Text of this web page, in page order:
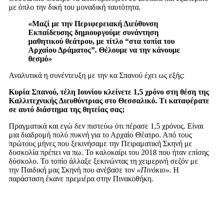
με όπλο την δική του μοναδική ταυτότητα.
«Μαζί με την Περιφερειακή Διεύθυνση
Εκπαίδευσης δημιουργούμε συνάντηση
μαθητικού θεάτρου, με τίτλο “στα τοπία του
Αρχαίου Δράματος”. Θέλουμε να την κάνουμε
θεσμό»
Αναλυτικά η συνέντευξη με την κα Σπανού έχει ως εξής:
Kυρία Σπανού, τέλη Ιουνίου κλείνετε 1,5 χρόνο στη θέση της
Καλλιτεχνικής Διευθύντριας στο Θεσσαλικό. Τι καταφέρατε
σε αυτό διάστημα της θητείας σας;
Πραγματικά και εγώ δεν πιστεύω ότι πέρασε 1,5 χρόνος. Είναι
μια διαδρομή πολύ πυκνή για το Αρχαίο Θέατρο. Από τους
πρώτους μήνες που ξεκινήσαμε την Πειραματική Σκηνή με
δυσκολία πρέπει να πω. Το καλοκαίρι του 2018 που ήταν επίσης
δύσκολο. Το τοπίο άλλαξε ξεκινώντας τη χειμερινή σεζόν με
την Παιδική μας Σκηνή που ανέβασε τον «Πινόκιο». Η
παράσταση έκανε πρεμιέρα στην Πινακοθήκη.